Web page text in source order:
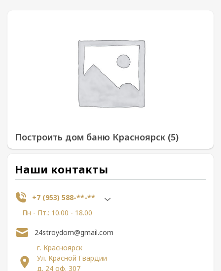
Построить дом баню Красноярск (5)
Наши контакты
+7 (953) 588-**-**
Пн - Пт.: 10.00 - 18.00
г. Красноярск
Ул. Красной Гвардии
д. 24 оф. 307
24stroydom@gmail.com